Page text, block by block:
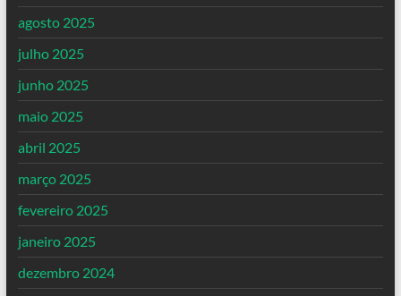
agosto 2025
julho 2025
junho 2025
maio 2025
abril 2025
março 2025
fevereiro 2025
janeiro 2025
dezembro 2024